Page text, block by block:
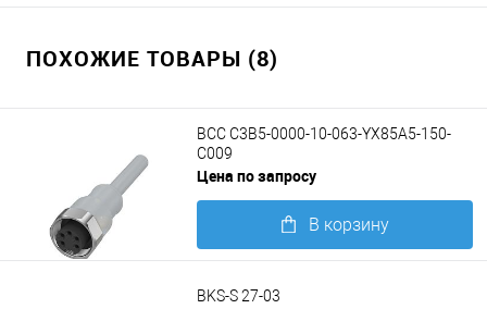
ПОХОЖИЕ ТОВАРЫ (8)
BCC C3B5-0000-10-063-YX85A5-150-
C009
Цена по запросу
В корзину
BKS-S 27-03